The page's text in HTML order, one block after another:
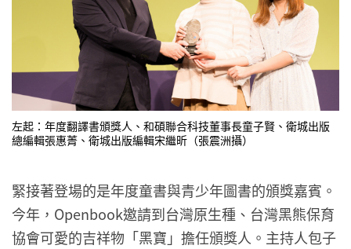
左起：年度翻譯書頒獎人、和碩聯合科技董事長童子賢、衛城出版
總編輯張惠菁、衛城出版編輯宋繼昕（張震洲攝）
緊接著登場的是年度童書與青少年圖書的頒獎嘉賓。
今年，Openbook邀請到台灣原生種、台灣黑熊保育
協會可愛的吉祥物「黑寶」擔任頒獎人。主持人包子